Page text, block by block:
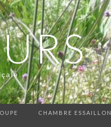
CHAMBRE ESSAILLON